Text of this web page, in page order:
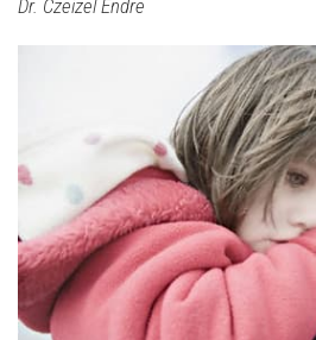
Dr. Czeizel Endre